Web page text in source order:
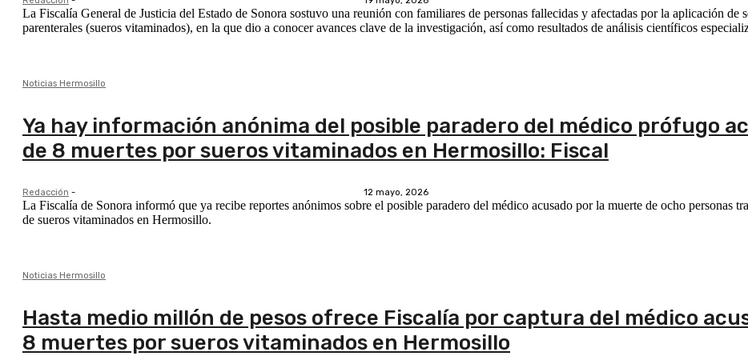
La Fiscalía General de Justicia del Estado de Sonora sostuvo una reunión con familiares de personas fallecidas y afectadas por la aplicación de
parenterales (sueros vitaminados), en la que dio a conocer avances clave de la investigación, así como resultados de análisis científicos
Noticias Hermosillo
Ya hay información anónima del posible paradero del médico prófugo
de 8 muertes por sueros vitaminados en Hermosillo: Fiscal
Redacción - 12 mayo, 2026
La Fiscalía de Sonora informó que ya recibe reportes anónimos sobre el posible paradero del médico acusado por la muerte de ocho personas
de sueros vitaminados en Hermosillo.
Noticias Hermosillo
Hasta medio millón de pesos ofrece Fiscalía por captura del médico
8 muertes por sueros vitaminados en Hermosillo